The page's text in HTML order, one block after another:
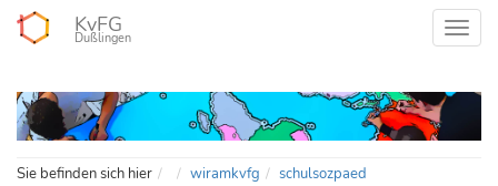
KvFG
Dußlingen
Sie befinden sich hier Home
wiramkvfg schulsozpaed